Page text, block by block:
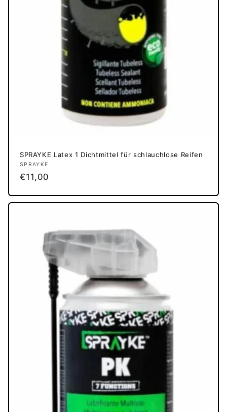
SPRAYKE Latex 1 Dichtmittel für schlauchlose Reifen
Anbieter:
SPRAYKE
Normaler
€11,00